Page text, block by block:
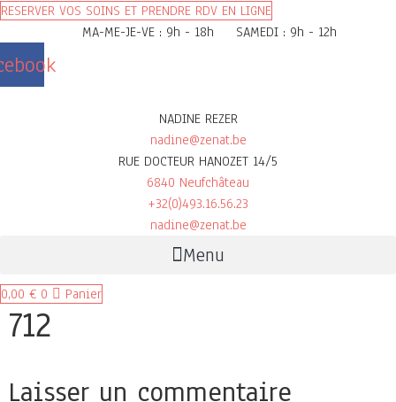
RESERVER VOS SOINS ET PRENDRE RDV EN LIGNE
MA-ME-JE-VE : 9h - 18h
SAMEDI : 9h - 12h
NADINE REZER
nadine@zenat.be
RUE DOCTEUR HANOZET 14/5
6840 Neufchâteau
+32(0)493.16.56.23
nadine@zenat.be
Menu
0,00 € 0 Panier
712
Laisser un commentaire